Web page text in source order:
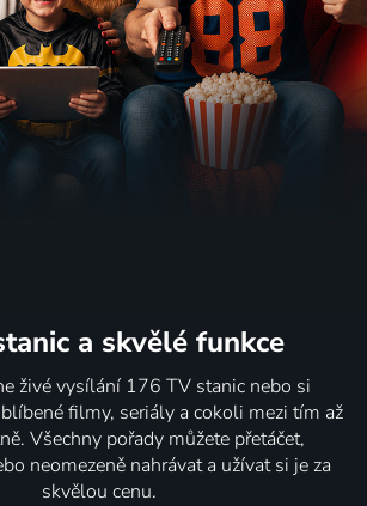
a skvělé funkce
živé vysílání 176 TV stanic nebo si
filmy, seriály a cokoli mezi tím až
Všechny pořady můžete přetáčet,
neomezeně nahrávat a užívat si je za
skvělou cenu.